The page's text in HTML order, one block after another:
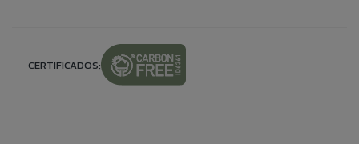
COECERTIFICADOS: